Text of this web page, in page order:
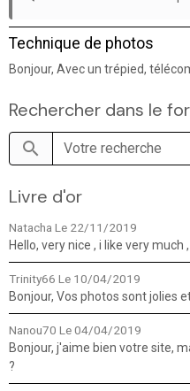
Technique de photos
Bonjour, Avec un trépied,
Rechercher dans le
Livre d'or
Natacha Le 22/11/2019
Hello, very nice , i like very
Trinity66 Le 10/04/2019
Bonjour, Vos photos sont jolies
Nanou70 Le 04/04/2019
Bonjour, j'aime bien votre site,
?